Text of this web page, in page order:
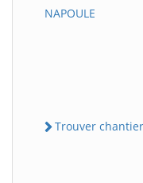
NAPOULE
Trouver